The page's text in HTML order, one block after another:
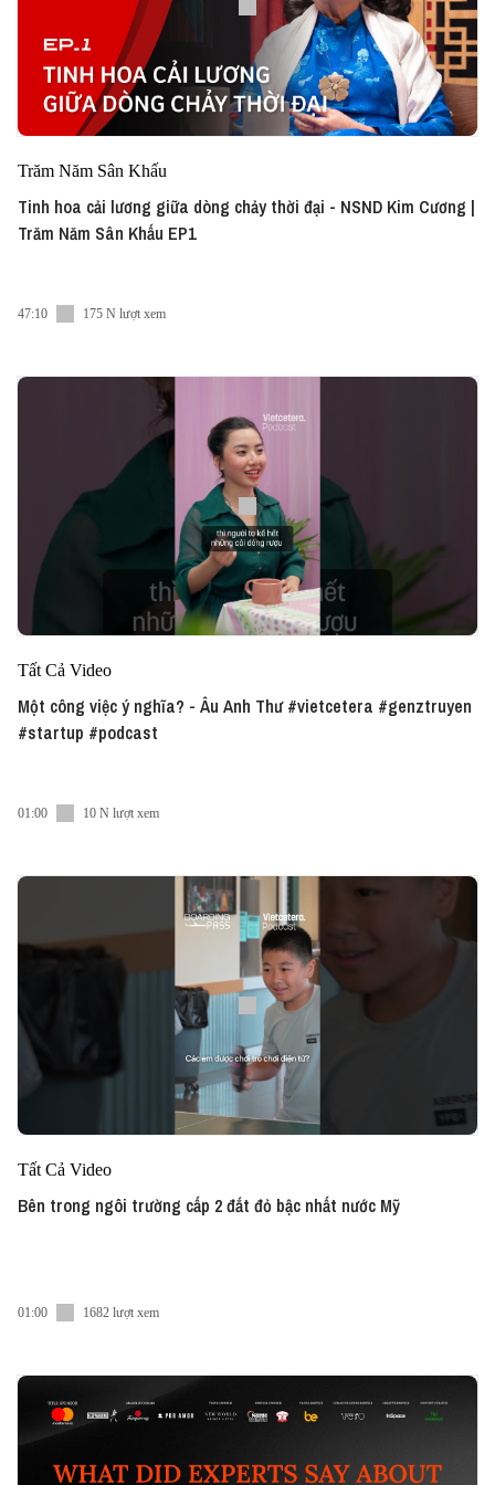
Trăm Năm Sân Khấu
Tinh hoa cải lương giữa dòng chảy thời đại - NSND Kim Cương |
Trăm Năm Sân Khấu EP1
47:10 175 N lượt xem
Tất Cả Video
Một công việc ý nghĩa? - Âu Anh Thư #vietcetera #genztruyen
#startup #podcast
01:00 10 N lượt xem
Tất Cả Video
Bên trong ngôi trường cấp 2 đắt đỏ bậc nhất nước Mỹ
01:00 1682 lượt xem